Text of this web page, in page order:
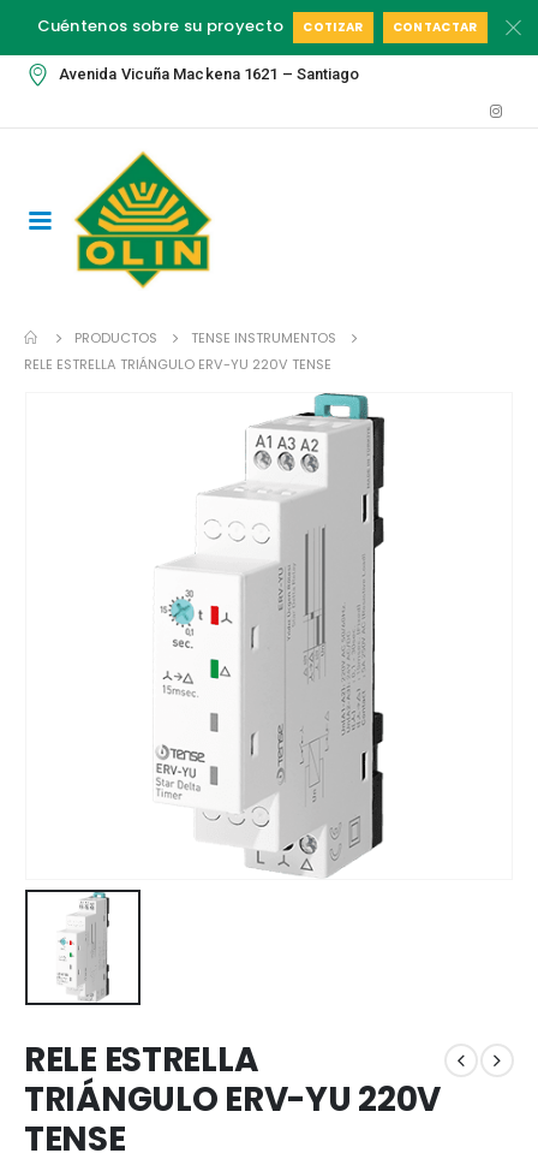
Cuéntenos sobre su proyecto COTIZAR CONTACTAR
Avenida Vicuña Mackena 1621 – Santiago
PRODUCTOS
TENSE INSTRUMENTOS
RELE ESTRELLA TRIÁNGULO ERV-YU 220V TENSE
RELE ESTRELLA
TRIÁNGULO ERV-YU 220V
TENSE